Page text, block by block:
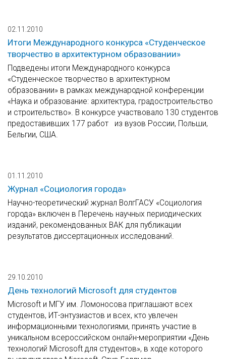
02.11.2010
Итоги Международного конкурса «Студенческое
творчество в архитектурном образовании»
Подведены итоги Международного конкурса
«Студенческое творчество в архитектурном
образовании» в рамках международной конференции
«Наука и образование: архитектура, градостроительство
и строительство». В конкурсе участвовало 130 студентов
предоставивших 177 работ из вузов России, Польши,
Бельгии, США.
01.11.2010
Журнал «Социология города»
Научно-теоретический журнал ВолгГАСУ «Социология
города» включен в Перечень научных периодических
изданий, рекомендованных ВАК для публикации
результатов диссертационных исследований.
29.10.2010
День технологий Microsoft для студентов
Microsoft и МГУ им. Ломоносова приглашают всех
студентов, ИТ-энтузиастов и всех, кто увлечен
информационными технологиями, принять участие в
уникальном всероссийском онлайн-мероприятии «День
технологий Microsoft для студентов», в ходе которого